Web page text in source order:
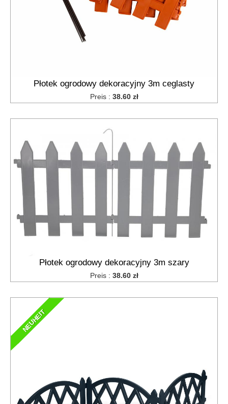
Płotek ogrodowy dekoracyjny 3m ceglasty
Preis : 38.60 zł
Płotek ogrodowy dekoracyjny 3m szary
Preis : 38.60 zł
NEUHEIT